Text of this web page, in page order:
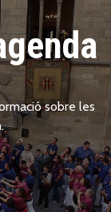
sobre les